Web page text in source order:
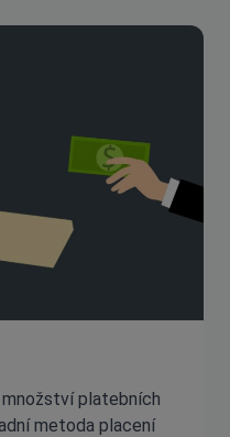
množství platebních
metoda placení